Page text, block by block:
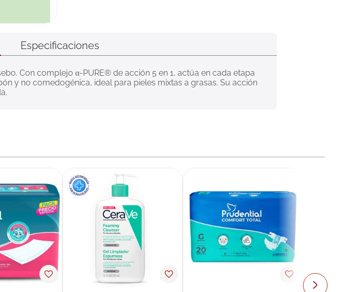
Especificaciones
Con complejo α-PURE® de acción 5 en 1, actúa en cada etapa
y no comedogénica, ideal para pieles mixtas a grasas. Su acción